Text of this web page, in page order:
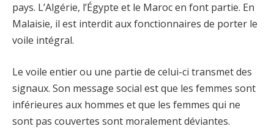
pays. L’Algérie, l’Égypte et le Maroc en font partie. En
Malaisie, il est interdit aux fonctionnaires de porter le
voile intégral.
Le voile entier ou une partie de celui-ci transmet des
signaux. Son message social est que les femmes sont
inférieures aux hommes et que les femmes qui ne
sont pas couvertes sont moralement déviantes.